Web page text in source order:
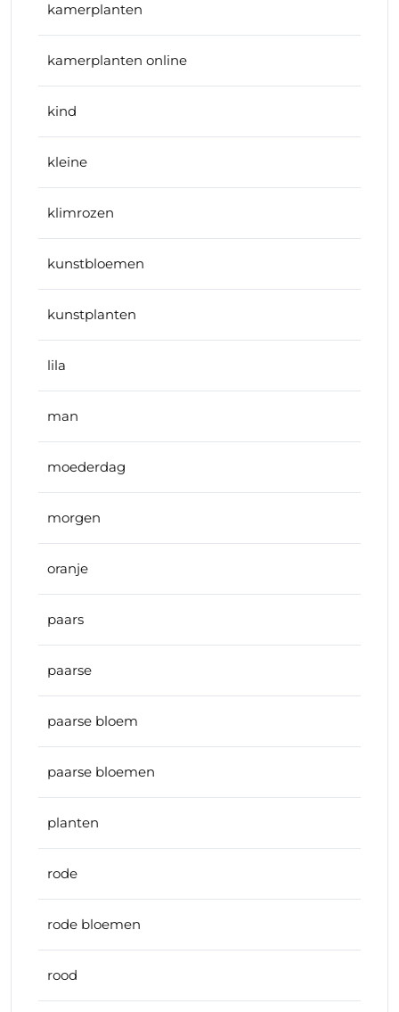
kamerplanten
kamerplanten online
kind
kleine
klimrozen
kunstbloemen
kunstplanten
lila
man
moederdag
morgen
oranje
paars
paarse
paarse bloem
paarse bloemen
planten
rode
rode bloemen
rood